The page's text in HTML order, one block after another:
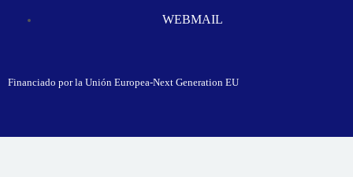
WEBMAIL
Financiado por la Unión Europea-Next Generation EU